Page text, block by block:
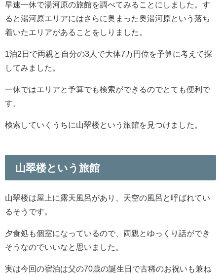
早速一休で湯河原の旅館を調べてみることにしました。す
ると湯河原エリアにはさらに奥まった奥湯河原という落ち
着いたエリアがあることをしりました。
1泊2日で両親と自分の3人で大体7万円位を予算に考えて探
してみました。
一休ではエリアと予算でも検索ができるのでとても便利で
す。
検索していくうちに山翠楼という旅館を見つけました。
山翠楼という旅館
山翠楼は屋上に露天風呂があり、天空の風呂と呼ばれてい
るそうです。
夕食処も個室になっているので、両親とゆっくり話ができ
そうなのでいいなと思いました。
実は今回の宿泊は父の70歳の誕生日で古稀のお祝いも兼ね